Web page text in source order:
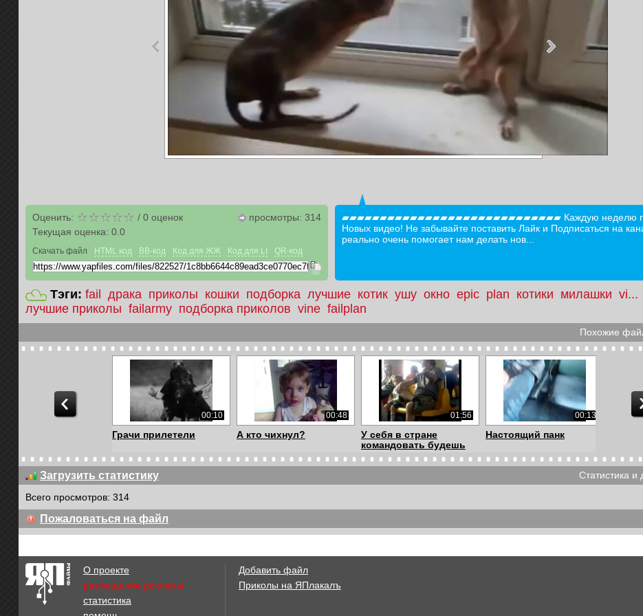
Оценить: / 0оценок
Текущая оценка: 0.0
просмотры: 314
Скачать файл HTML код BB-код Код для ЖЖ Код для LI QR-код
▰▰▰▰▰▰▰▰▰▰▰▰▰▰▰▰▰▰▰▰▰▰▰▰▰▰▰▰▰ Каждую неделю
Новых видео! Не забывайте поставить Лайк и Подписаться на
реально очень помогает нам делать нов...
Тэги: fail драка приколы кошки подборка лучшие котик ушу окно epic plan котики милашки vi...
лучшие приколы failarmy подборка приколов vine failplan
Похожие
00:10
Грачи прилетели
00:48
А кто чихнул?
01:56
У себя в стране
командовать будешь
00:13
Настоящий панк
00:13
Ээх маршрутка
00:09
Привет от китайцев
00:19
Танец мачо
03:24
Вован,нахуй ты в
Загрузить статистику
Статистика и
Всего просмотров: 314
Пожаловаться на файл
О проекте
размещение рекламы
статистика
Добавить файл
Приколы на ЯПлакалъ